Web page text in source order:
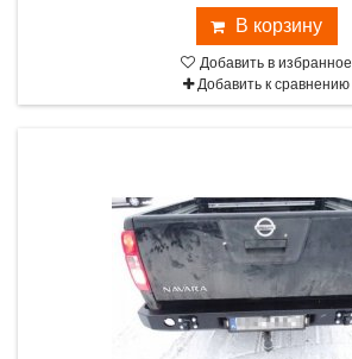
В корзину
Добавить в избранное
Добавить к сравнению